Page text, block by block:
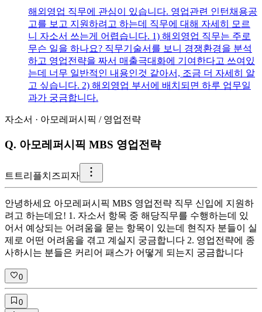
해외영업 직무에 관심이 있습니다. 영업관련 인턴채용공
고를 보고 지원하려고 하는데 직무에 대해 자세히 모르
니 자소서 쓰는게 어렵습니다. 1) 해외영업 직무는 주로
무슨 일을 하나요? 직무기술서를 보니 경쟁환경을 분석
하고 영업전략을 짜서 매출극대화에 기여한다고 쓰여있
는데 너무 일반적인 내용인것 같아서, 조금 더 자세히 알
고 싶습니다. 2) 해외영업 부서에 배치되면 하루 업무일
과가 궁금합니다.
자소서 · 아모레퍼시픽 / 영업전략
Q. 아모레퍼시픽 MBS 영업전략
트트리플치즈피자
안녕하세요 아모레퍼시픽 MBS 영업전략 직무 신입에 지원하
려고 하는데요! 1. 자소서 항목 중 해당직무를 수행하는데 있
어서 예상되는 어려움을 묻는 항목이 있는데 현직자 분들이 실
제로 어떤 어려움을 겪고 계실지 궁금합니다 2. 영업전략에 종
사하시는 분들은 커리어 패스가 어떻게 되는지 궁금합니다
0
0